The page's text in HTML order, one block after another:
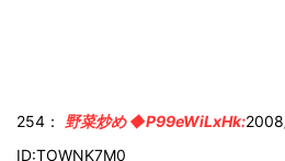
254： 野菜炒め ◆P99eWiLxHk:
ID:TOWNK7M0